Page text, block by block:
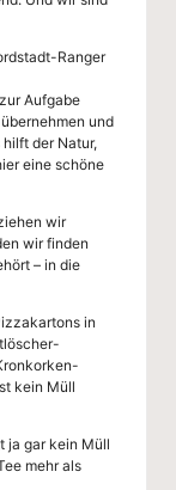
Ranger
Aufgabe
und
der Natur,
eine schöne
wir
wir finden
– in die
in
kein Müll
ja gar kein Müll
mehr als